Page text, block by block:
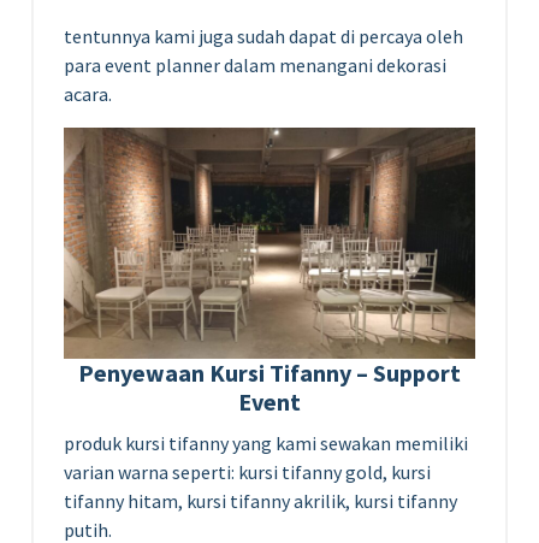
tentunnya kami juga sudah dapat di percaya oleh
para event planner dalam menangani dekorasi
acara.
Penyewaan Kursi Tifanny – Support
Event
produk kursi tifanny yang kami sewakan memiliki
varian warna seperti: kursi tifanny gold, kursi
tifanny hitam, kursi tifanny akrilik, kursi tifanny
putih.